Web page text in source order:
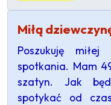
Miłą
Poszukuję
spotkania. Mam
szatyn. Jak
spotykać od